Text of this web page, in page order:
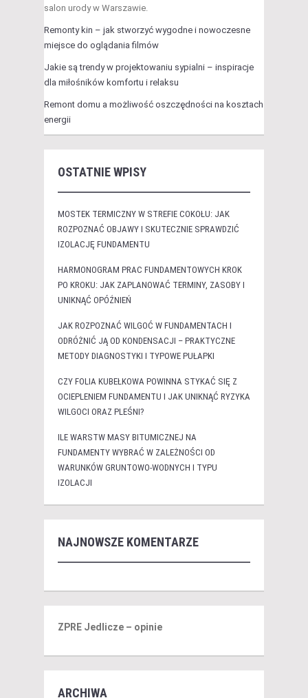
salon urody w Warszawie.
Remonty kin – jak stworzyć wygodne i nowoczesne
miejsce do oglądania filmów
Jakie są trendy w projektowaniu sypialni – inspiracje
dla miłośników komfortu i relaksu
Remont domu a możliwość oszczędności na kosztach
energii
OSTATNIE WPISY
MOSTEK TERMICZNY W STREFIE COKOŁU: JAK
ROZPOZNAĆ OBJAWY I SKUTECZNIE SPRAWDZIĆ
IZOLACJĘ FUNDAMENTU
HARMONOGRAM PRAC FUNDAMENTOWYCH KROK
PO KROKU: JAK ZAPLANOWAĆ TERMINY, ZASOBY I
UNIKNĄĆ OPÓŹNIEŃ
JAK ROZPOZNAĆ WILGOĆ W FUNDAMENTACH I
ODRÓŻNIĆ JĄ OD KONDENSACJI – PRAKTYCZNE
METODY DIAGNOSTYKI I TYPOWE PUŁAPKI
CZY FOLIA KUBEŁKOWA POWINNA STYKAĆ SIĘ Z
OCIEPLENIEM FUNDAMENTU I JAK UNIKNĄĆ RYZYKA
WILGOCI ORAZ PLEŚNI?
ILE WARSTW MASY BITUMICZNEJ NA
FUNDAMENTY WYBRAĆ W ZALEŻNOŚCI OD
WARUNKÓW GRUNTOWO-WODNYCH I TYPU
IZOLACJI
NAJNOWSZE KOMENTARZE
ZPRE Jedlicze – opinie
ARCHIWA